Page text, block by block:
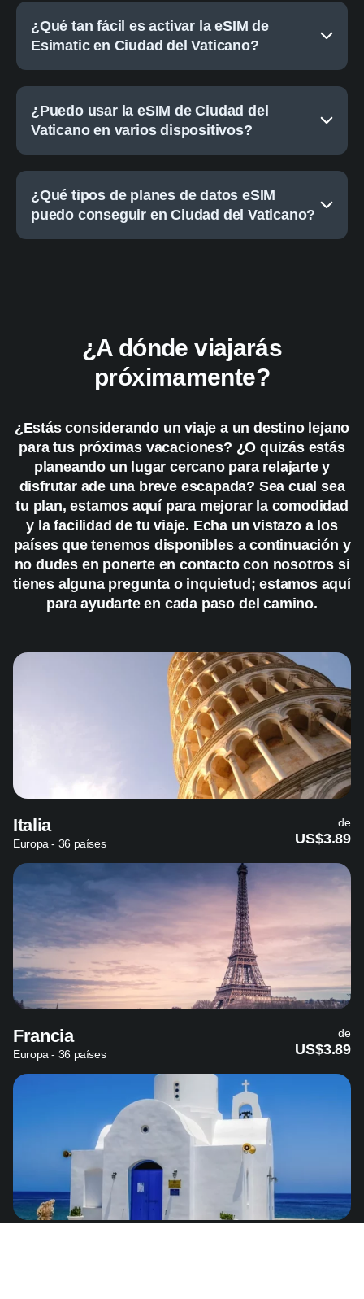
¿Qué tan fácil es activar la eSIM de
Esimatic en Ciudad del Vaticano?
¿Puedo usar la eSIM de Ciudad del
Vaticano en varios dispositivos?
¿Qué tipos de planes de datos eSIM
puedo conseguir en Ciudad del Vaticano?
¿A dónde viajarás
próximamente?
¿Estás considerando un viaje a un destino lejano
para tus próximas vacaciones? ¿O quizás estás
planeando un lugar cercano para relajarte y
disfrutar ade una breve escapada? Sea cual sea
tu plan, estamos aquí para mejorar la comodidad
y la facilidad de tu viaje. Echa un vistazo a los
países que tenemos disponibles a continuación y
no dudes en ponerte en contacto con nosotros si
tienes alguna pregunta o inquietud; estamos aquí
para ayudarte en cada paso del camino.
Italia
Europa - 36 países
de
US$3.89
Francia
Europa - 36 países
de
US$3.89